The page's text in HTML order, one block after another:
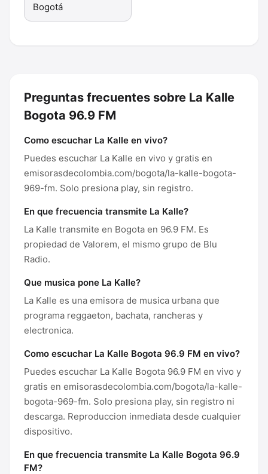
Bogotá
Preguntas frecuentes sobre La Kalle
Bogota 96.9 FM
Como escuchar La Kalle en vivo?
Puedes escuchar La Kalle en vivo y gratis en
emisorasdecolombia.com/bogota/la-kalle-bogota-
969-fm. Solo presiona play, sin registro.
En que frecuencia transmite La Kalle?
La Kalle transmite en Bogota en 96.9 FM. Es
propiedad de Valorem, el mismo grupo de Blu
Radio.
Que musica pone La Kalle?
La Kalle es una emisora de musica urbana que
programa reggaeton, bachata, rancheras y
electronica.
Como escuchar La Kalle Bogota 96.9 FM en vivo?
Puedes escuchar La Kalle Bogota 96.9 FM en vivo y
gratis en emisorasdecolombia.com/bogota/la-kalle-
bogota-969-fm. Solo presiona play, sin registro ni
descarga. Reproduccion inmediata desde cualquier
dispositivo.
En que frecuencia transmite La Kalle Bogota 96.9
FM?